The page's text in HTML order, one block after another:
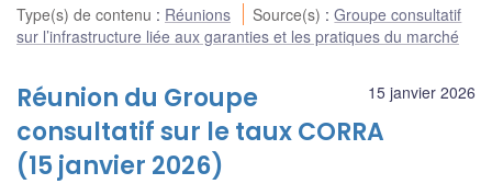
Type(s) de contenu : Réunions Source(s) :Groupe consultatif
sur l’infrastructure liée aux garanties et les pratiques du marché
15 janvier 2026
Réunion du Groupe
consultatif sur le taux CORRA
(15 janvier 2026)